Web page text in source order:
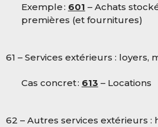
Exemple : 601 – Achats
premières (et fournitures)
61 – Services extérieurs : loyers,
Cas concret : 613 – Locations
62 – Autres services extérieurs :